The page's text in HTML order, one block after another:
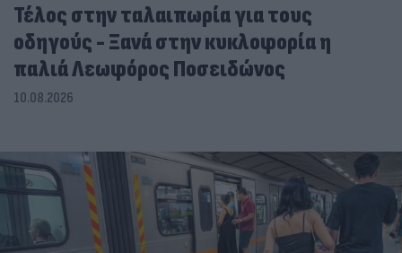
Τέλος στην ταλαιπωρία για τους
οδηγούς - Ξανά στην κυκλοφορία η
παλιά Λεωφόρος Ποσειδώνος
10.08.2026